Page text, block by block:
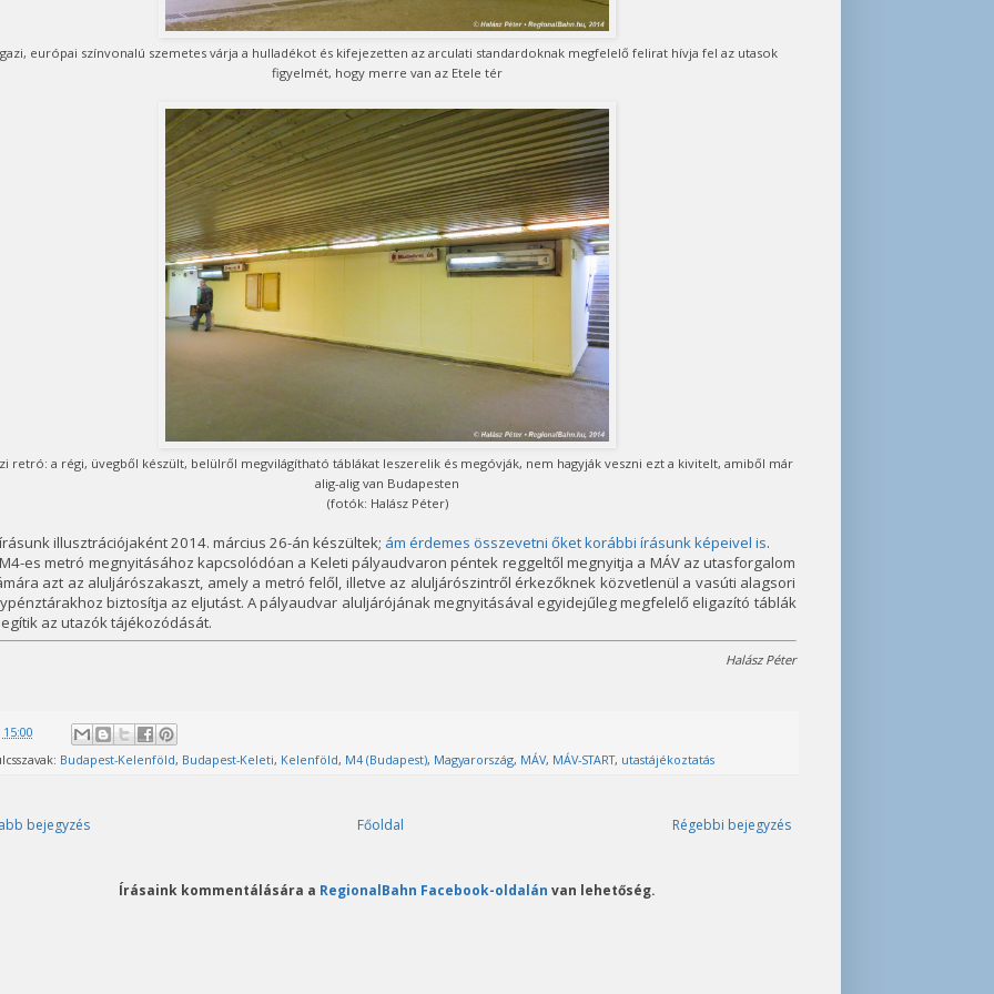
európai színvonalú szemetes várja a hulladékot és kifejezetten az arculati standardoknak megfelelő felirat hívja fel az utasok
figyelmét, hogy merre van az Etele tér
retró: a régi, üvegből készült, belülről megvilágítható táblákat leszerelik és megóvják, nem hagyják veszni ezt a kivitelt, amiből már
alig-alig van Budapesten
(fotók: Halász Péter)
illusztrációjaként 2014. március 26-án készültek; ám érdemes összevetni őket korábbi írásunk képeivel is.
es metró megnyitásához kapcsolódóan a Keleti pályaudvaron péntek reggeltől megnyitja a MÁV az utasforgalom
azt az aluljárószakaszt, amely a metró felől, illetve az aluljárószintről érkezőknek közvetlenül a vasúti alagsori
biztosítja az eljutást. A pályaudvar aluljárójának megnyitásával egyidejűleg megfelelő eligazító táblák
az utazók tájékozódását.
Halász Péter
15:00
Budapest-Kelenföld, Budapest-Keleti, Kelenföld, M4 (Budapest), Magyarország, MÁV, MÁV-START, utastájékoztatás
bejegyzés Régebbi bejegyzés
Főoldal
Írásaink kommentálására a RegionalBahn Facebook-oldalán van lehetőség.